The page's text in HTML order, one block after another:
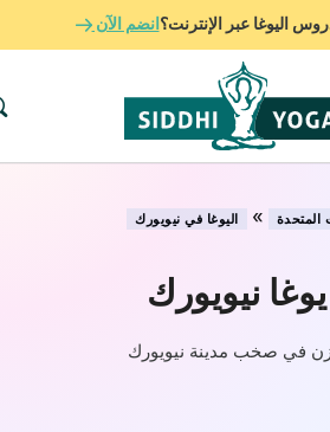
اليوغا عبر الإنترنت؟انضم الآن
» اليوغا في نيويورك
يوغا نيويورك
في صخب مدينة نيويورك